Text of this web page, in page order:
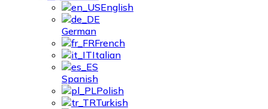
English
German
French
Italian
Spanish
Polish
Turkish